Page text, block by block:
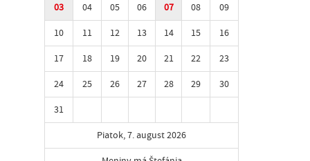
03
04 05 06 07 08
09
10
11 12 13 14 15
16
17
18 19 20 21 22
23
24
25 26 27 28 29
30
31
Piatok, 7. august 2026